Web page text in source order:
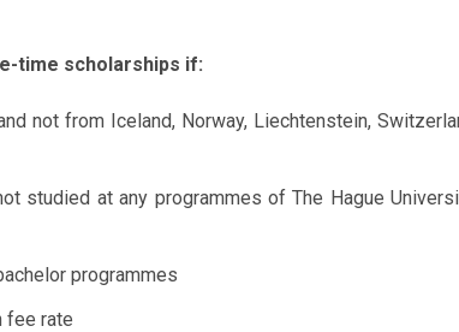
time scholarships if:
not from Iceland, Norway, Liechtenstein,
studied at any programmes of The Hague
programmes
fee rate